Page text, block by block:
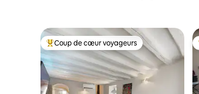
Coups de cœur voyageurs les plus appréciés
Coup de cœur voyageurs